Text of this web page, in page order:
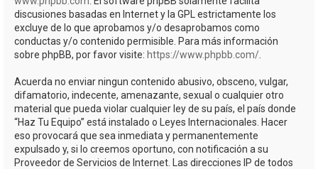
discusiones basadas en Internet y la GPL estrictamente los
excluye de lo que aprobamos y/o desaprobamos como
conductas y/o contenido permisible. Para más información
sobre phpBB, por favor visite: https://www.phpbb.com/
Acuerda no enviar ningun contenido abusivo, obsceno, vulgar,
difamatorio, indecente, amenazante, sexual o cualquier otro
material que pueda violar cualquier ley de su país, el país donde
“Haz Tu Equipo” está instalado o Leyes Internacionales. Hacer
eso provocará que sea inmediata y permanentemente
expulsado y, si lo creemos oportuno, con notificación a su
Proveedor de Servicios de Internet. Las direcciones IP de todos